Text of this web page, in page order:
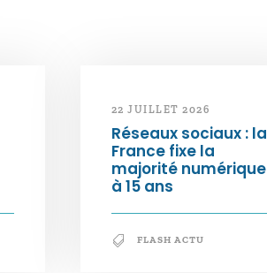
22 JUILLET 2026
Réseaux sociaux : la
France fixe la
majorité numérique
à 15 ans
FLASH ACTU